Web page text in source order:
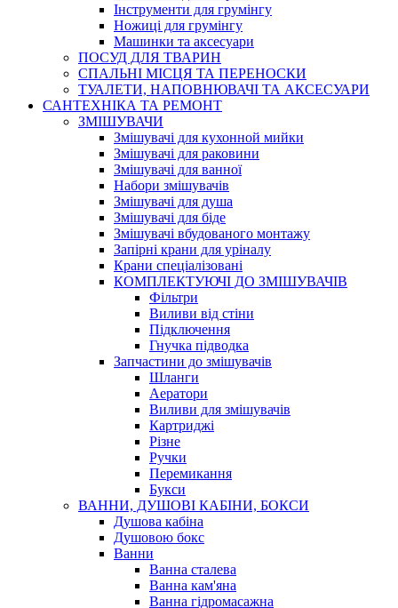
Інструменти для грумінгу
Ножиці для грумінгу
Машинки та аксесуари
ПОСУД ДЛЯ ТВАРИН
СПАЛЬНІ МІСЦЯ ТА ПЕРЕНОСКИ
ТУАЛЕТИ, НАПОВНЮВАЧІ ТА АКСЕСУАРИ
САНТЕХНІКА ТА РЕМОНТ
ЗМІШУВАЧИ
Змішувачі для кухонной мийки
Змішувачі для раковини
Змішувачі для ванної
Набори змішувачів
Змішувачі для душа
Змішувачі для біде
Змішувачі вбудованого монтажу
Запірні крани для уріналу
Крани спеціалізовані
КОМПЛЕКТУЮЧІ ДО ЗМІШУВАЧІВ
Фільтри
Виливи від стіни
Підключення
Гнучка підводка
Запчастини до змішувачів
Шланги
Аератори
Виливи для змішувачів
Картриджі
Різне
Ручки
Перемикання
Букси
ВАННИ, ДУШОВІ КАБІНИ, БОКСИ
Душова кабіна
Душовою бокс
Ванни
Ванна сталева
Ванна кам'яна
Ванна гідромасажна